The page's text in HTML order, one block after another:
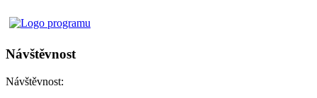
Návštěvnost
Návštěvnost: